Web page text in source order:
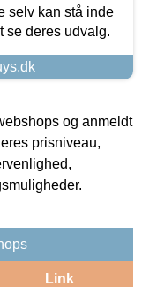
selv kan stå inde
se deres udvalg.
og anmeldt
prisniveau,
Link